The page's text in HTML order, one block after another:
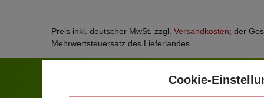
Preis inkl. deutscher MwSt. zzgl. Versandkosten; der
Mehrwertsteuersatz des Lieferlandes
Cookie-